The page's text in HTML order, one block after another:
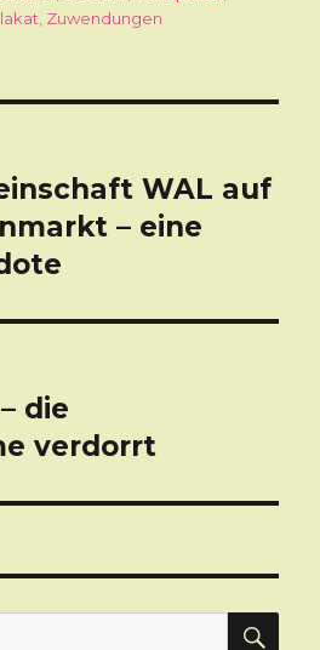
, Zuwendungen
WAL auf
– eine
die
verdorrt